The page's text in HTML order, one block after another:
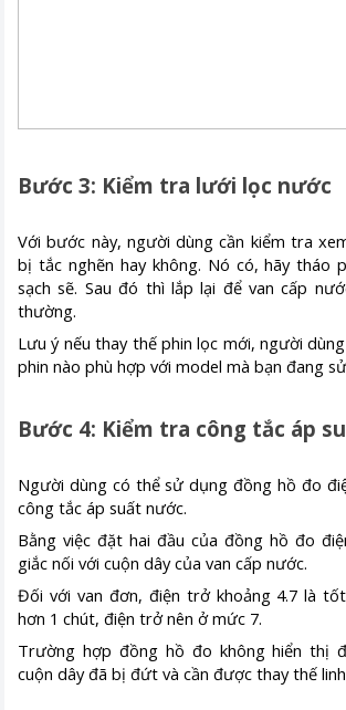
Bước 3: Kiểm tra lưới lọc nước
Với bước này, người dùng cần kiểm tra
bị tắc nghẽn hay không. Nó có, hãy tháo
sạch sẽ. Sau đó thì lắp lại để van cấp
thường.
Lưu ý nếu thay thế phin lọc mới, người
phin nào phù hợp với model mà bạn đang
Bước 4: Kiểm tra công tắc áp
Người dùng có thể sử dụng đồng hồ đo
công tắc áp suất nước.
Bằng việc đặt hai đầu của đồng hồ đo
giắc nối với cuộn dây của van cấp nước.
Đối với van đơn, điện trở khoảng 4.7 là
hơn 1 chút, điện trở nên ở mức 7.
Trường hợp đồng hồ đo không hiển thị
cuộn dây đã bị đứt và cần được thay thế